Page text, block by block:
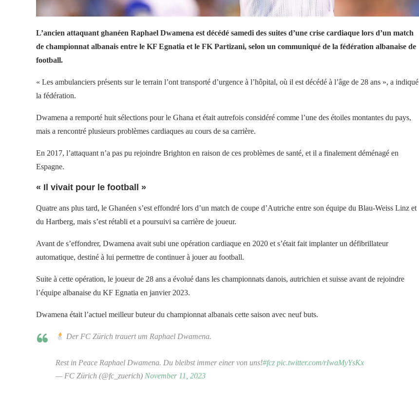
L’ancien attaquant ghanéen Raphael Dwamena est décédé samedi des suites d’une crise cardiaque lors d’un match
de championnat albanais entre le KF Egnatia et le FK Partizani, selon un communiqué de la fédération albanaise de
football.
« Les ambulanciers présents sur le terrain l’ont transporté d’urgence à l’hôpital, où il est décédé à l’âge de 28 ans », a indiqué
la fédération.
Dwamena a remporté huit sélections pour le Ghana et était autrefois considéré comme l’une des étoiles montantes du pays,
mais a rencontré plusieurs problèmes cardiaques au cours de sa carrière.
En 2017, l’attaquant n’a pas pu rejoindre Brighton en raison de ces problèmes de santé, et il a finalement déménagé en
Espagne.
« Il vivait pour le football »
Quatre ans plus tard, le Ghanéen s’est effondré lors d’un match de coupe d’Autriche entre son équipe du Blau-Weiss Linz et
du Hartberg, mais s’est rétabli et a poursuivi sa carrière de joueur.
Avant de s’effondrer, Dwamena avait subi une opération cardiaque en 2020 et s’était fait implanter un défibrillateur
automatique, destiné à lui permettre de continuer à jouer au football.
Suite à cette opération, le joueur de 28 ans a évolué dans les championnats danois, autrichien et suisse avant de rejoindre
l’équipe albanaise du KF Egnatia en janvier 2023.
Dwamena était l’actuel meilleur buteur du championnat albanais cette saison avec neuf buts.
Der FC Zürich trauert um Raphael Dwamena.
Rest in Peace Raphael Dwamena. Du bleibst immer einer von uns!#fcz pic.twitter.com/rIwaMyYsKx
— FC Zürich (@fc_zuerich) November 11, 2023